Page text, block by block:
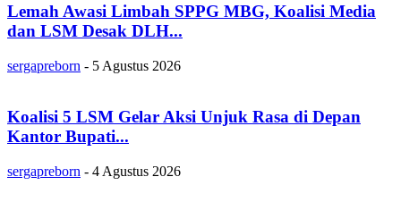
Lemah Awasi Limbah SPPG MBG, Koalisi Media
dan LSM Desak DLH...
sergapreborn - 5 Agustus 2026
Koalisi 5 LSM Gelar Aksi Unjuk Rasa di Depan
Kantor Bupati...
sergapreborn - 4 Agustus 2026